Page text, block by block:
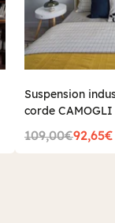
Suspension
corde CAMOGLI
109,00€92,65€